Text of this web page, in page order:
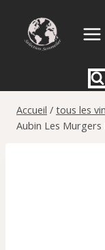
contenu
Accueil / tous les
Aubin Les Murgers